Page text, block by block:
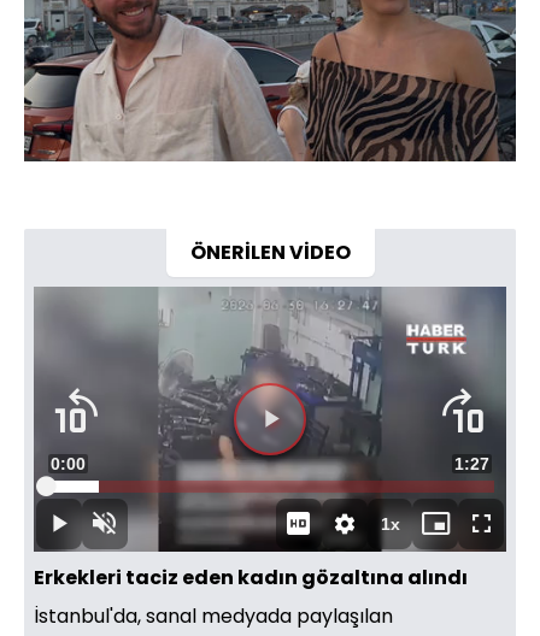
ÖNERİLEN VİDEO
Videoyu
Oynat
OynatSesi
Aç
Süre
0:00 Toplam
Süre
1:27
Yüklendi:
11.81%
1xOynatma
Hızı
Mini
oynatıcı
Tam
Ekran
Erkekleri taciz eden kadın gözaltına alındı
İstanbul'da, sanal medyada paylaşılan